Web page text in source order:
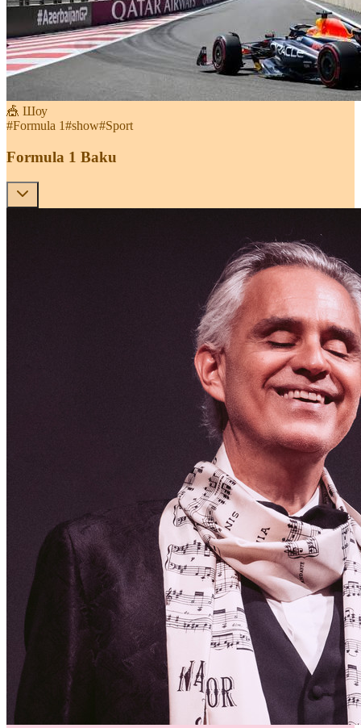
🎪 Шоу
#Formula 1#show#Sport
Formula 1 Baku